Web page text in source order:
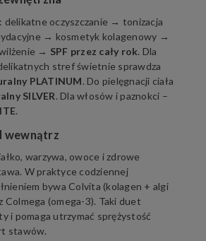
delikatne oczyszczanie → tonizacja
→ kosmetyk kolagenowy →
→ SPF przez cały rok. Dla
stref świetnie sprawdza
PLATINUM. Do pielęgnacji ciała
SILVER. Dla włosów i paznokci –
.
wewnątrz
warzywa, owoce i zdrowe
W praktyce codziennej
bywa Colvita (kolagen + algi
Colmega (omega-3). Taki duet
i pomaga utrzymać sprężystość
stawów.